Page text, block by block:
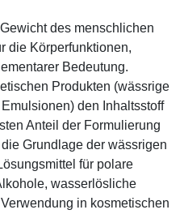
des menschlichen
die Körperfunktionen,
Bedeutung.
Produkten (wässrige
den Inhaltsstoff
Anteil der Formulierung
Grundlage der wässrigen
für polare
wasserlösliche
in kosmetischen